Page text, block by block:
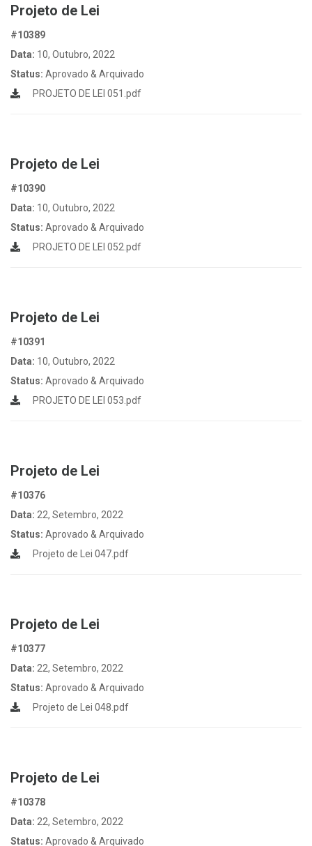
Projeto de Lei
#10389
Data: 10, Outubro, 2022
Status: Aprovado & Arquivado
PROJETO DE LEI 051.pdf
Projeto de Lei
#10390
Data: 10, Outubro, 2022
Status: Aprovado & Arquivado
PROJETO DE LEI 052.pdf
Projeto de Lei
#10391
Data: 10, Outubro, 2022
Status: Aprovado & Arquivado
PROJETO DE LEI 053.pdf
Projeto de Lei
#10376
Data: 22, Setembro, 2022
Status: Aprovado & Arquivado
Projeto de Lei 047.pdf
Projeto de Lei
#10377
Data: 22, Setembro, 2022
Status: Aprovado & Arquivado
Projeto de Lei 048.pdf
Projeto de Lei
#10378
Data: 22, Setembro, 2022
Status: Aprovado & Arquivado